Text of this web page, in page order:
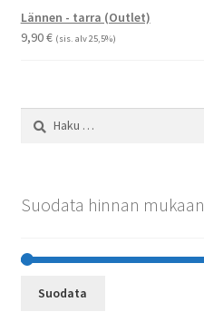
-
29,90 €
Lännen - tarra (Outlet)
9,90€ (sis. alv 25,5%)
Haku:
Suodata hinnan mukaan
Suodata